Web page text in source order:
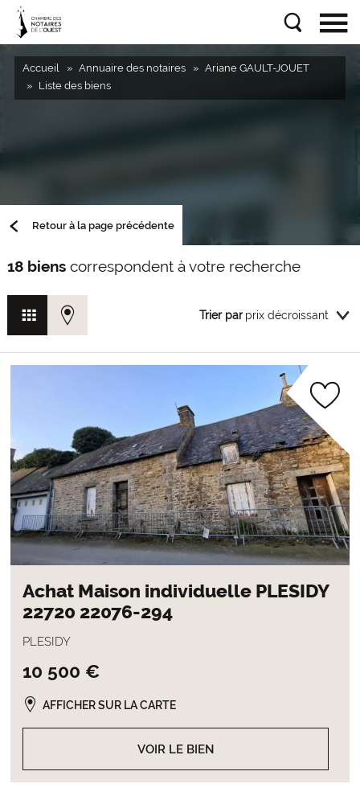
Accueil Annuaire des notaires
Ariane GAULT-JOUET
Liste des biens
Retour à la page précédente
18 bienscorrespondent à votre recherche
Trier par
Achat Maison individuelle PLESIDY
22720 22076-294
PLESIDY
10 500 €
VOIR LE BIEN
AFFICHER SUR LA CARTE